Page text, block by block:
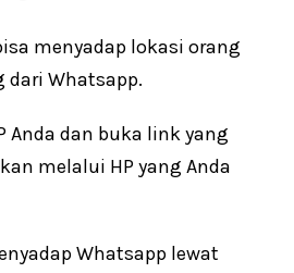
menyadap lokasi orang
dari Whatsapp.
Anda dan buka link yang
melalui HP yang Anda
Whatsapp lewat